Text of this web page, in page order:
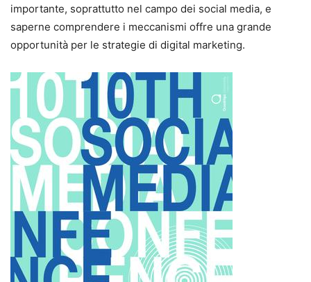
importante, soprattutto nel campo dei social media, e
saperne comprendere i meccanismi offre una grande
opportunità per le strategie di digital marketing.